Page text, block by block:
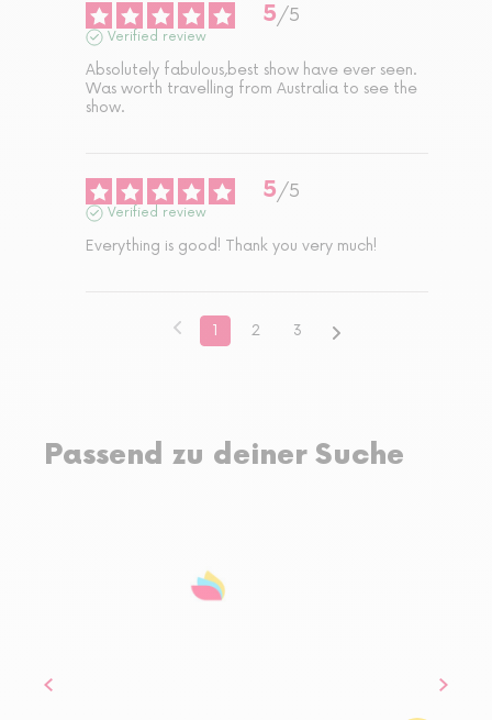
5/5
Verified review
Absolutely fabulous,best show have ever seen.
Was worth travelling from Australia to see the
show.
5/5
Verified review
Everything is good! Thank you very much!
1 2 3
Passend zu deiner Suche